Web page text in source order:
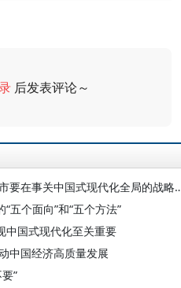
后发表评论～
杨伟民： “十五五”时期，中心城市
五个面向”和“五个方法”
中国式现代化至关重要
中国经济高质量发展
”